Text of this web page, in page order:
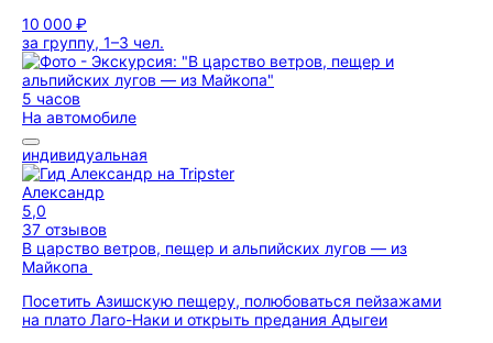
10 000 ₽
за группу, 1–3 чел.
5 часов
На автомобиле
индивидуальная
Александр
5,0
37 отзывов
В царство ветров, пещер и альпийских лугов — из
Майкопа
Посетить Азишскую пещеру, полюбоваться пейзажами
на плато Лаго-Наки и открыть предания Адыгеи